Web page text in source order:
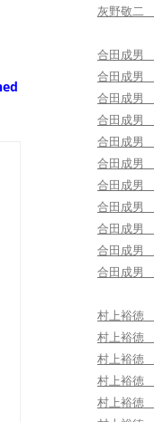
灰野敬二
合田成男
合田成男
合田成男
合田成男
合田成男
合田成男
合田成男
合田成男
合田成男
合田成男
合田成男
村上裕徳
村上裕徳
村上裕徳
村上裕徳
村上裕徳